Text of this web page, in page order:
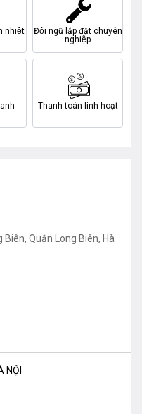
nhiệt
Đội ngũ lắp đặt chuyên
nghiệp
Thanh toán linh hoạt
Quận Long Biên, Hà
NỘI